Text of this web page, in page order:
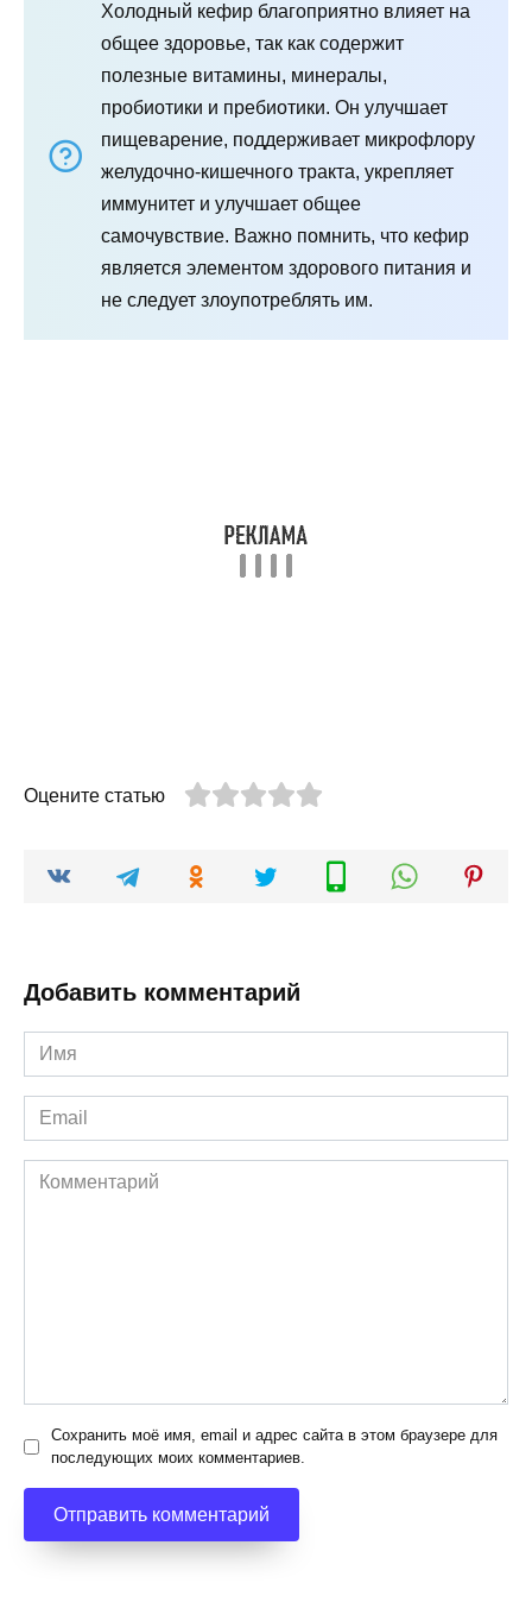
Холодный кефир благоприятно влияет на
общее здоровье, так как содержит
полезные витамины, минералы,
пробиотики и пребиотики. Он улучшает
пищеварение, поддерживает микрофлору
желудочно-кишечного тракта, укрепляет
иммунитет и улучшает общее
самочувствие. Важно помнить, что кефир
является элементом здорового питания и
не следует злоупотреблять им.
Оцените статью
Добавить комментарий
Имя
*
Email
*
Комментарий
Сохранить моё имя, email и адрес сайта в этом браузере для
последующих моих комментариев.